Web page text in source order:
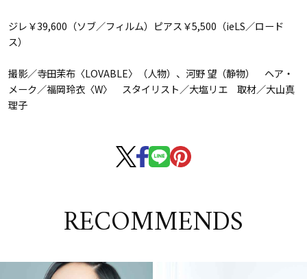
ジレ￥39,600（ソブ／フィルム）ピアス￥5,500（ieLS／ロード
ス）
撮影／寺田茉布〈LOVABLE〉（人物）、河野 望（静物） ヘア・
メーク／福岡玲衣〈W〉 スタイリスト／大塩リエ 取材／大山真
理子
RECOMMENDS